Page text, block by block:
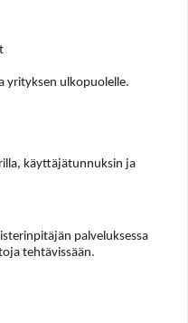
yrityksen ulkopuolelle.
käyttäjätunnuksin ja
palveluksessa
tehtävissään.